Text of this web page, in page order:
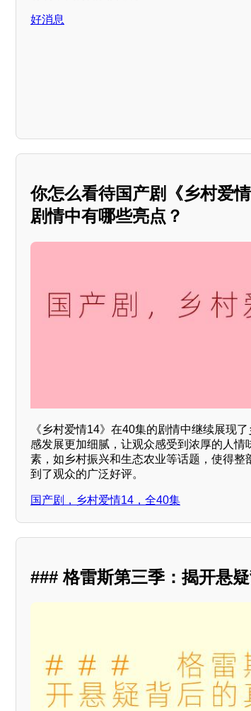
好消息
你怎么看待国产剧《乡村爱
剧情中有哪些亮点？
《乡村爱情14》在40集的剧情中继续展现
感发展更加细腻，让观众感受到浓厚的人
素，如乡村振兴和生态农业等话题，使得
到了观众的广泛好评。
国产剧，乡村爱情14，全40集
### 格雷斯第三季：揭开悬